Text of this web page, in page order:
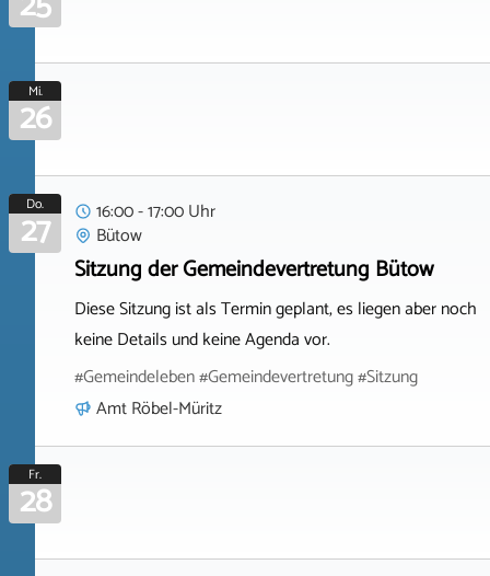
Mi.
26
Do.
27
16:00 - 17:00 Uhr
Bütow
Sitzung der Gemeindevertretung Bütow
Diese Sitzung ist als Termin geplant, es liegen aber noch
keine Details und keine Agenda vor.
#Gemeindeleben #Gemeindevertretung #Sitzung
Amt Röbel-Müritz
Fr.
28